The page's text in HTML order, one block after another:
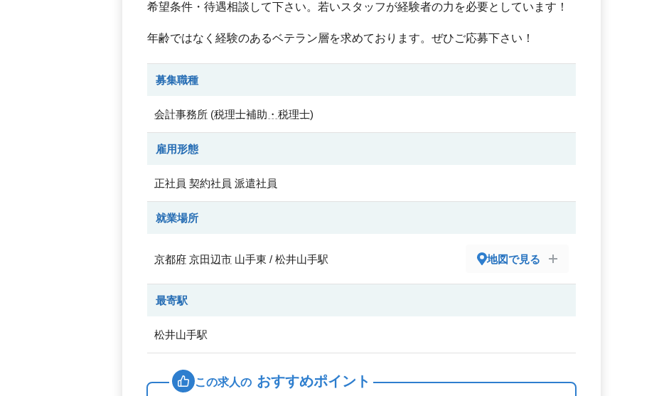
希望条件・待遇相談して下さい。若いスタッフが経験者の力を必要としています！
年齢ではなく経験のあるベテラン層を求めております。ぜひご応募下さい！
募集職種
会計事務所 (税理士補助・税理士)
雇用形態
正社員 契約社員 派遣社員
就業場所
京都府 京田辺市 山手東 / 松井山手駅 地図で見る
最寄駅
松井山手駅
この求人の おすすめポイント